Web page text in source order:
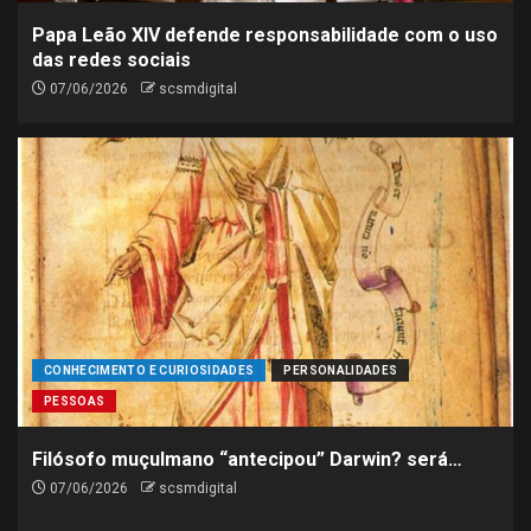
5
semana
Papa Leão XIV defende responsabilidade com o uso
das redes sociais
07/06/2026 scsmdigital
CONHECIMENTO E CURIOSIDADES PERSONALIDADES
PESSOAS
Filósofo muçulmano “antecipou” Darwin? será…
07/06/2026 scsmdigital